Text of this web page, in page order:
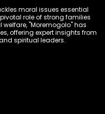
moral issues essential
role of strong families
"Moremogolo" has
offering expert insights from
spiritual leaders.